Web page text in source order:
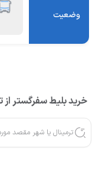
وضعیت
خرید بلیط سفرگستر از